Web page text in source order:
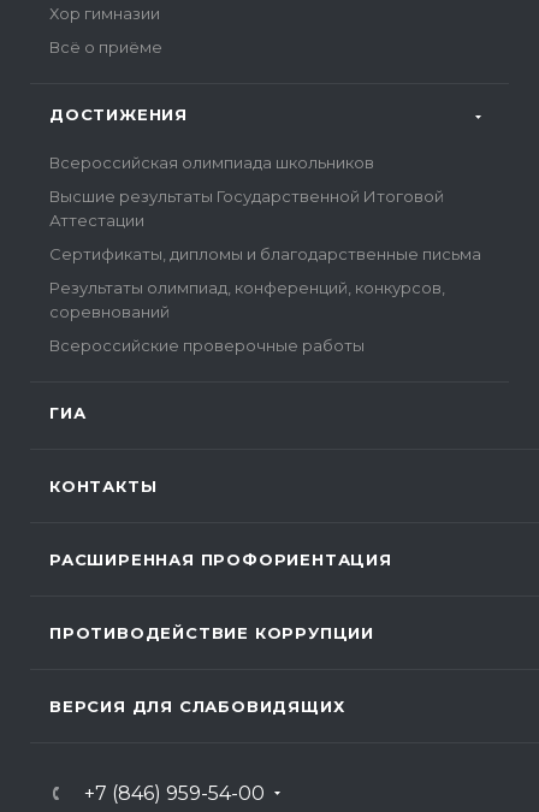
Хор гимназии
Всё о приёме
ДОСТИЖЕНИЯ
Всероссийская олимпиада школьников
Высшие результаты Государственной Итоговой
Аттестации
Сертификаты, дипломы и благодарственные письма
Результаты олимпиад, конференций, конкурсов,
соревнований
Всероссийские проверочные работы
ГИА
КОНТАКТЫ
РАСШИРЕННАЯ ПРОФОРИЕНТАЦИЯ
ПРОТИВОДЕЙСТВИЕ КОРРУПЦИИ
ВЕРСИЯ ДЛЯ СЛАБОВИДЯЩИХ
+7 (846) 959-54-00